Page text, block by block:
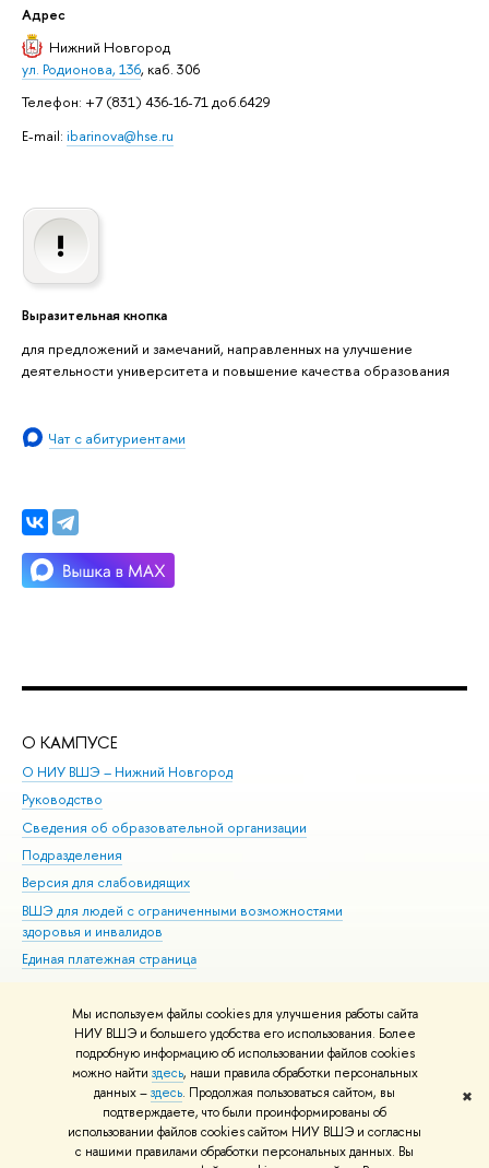
Мы используем файлы cookies для улучшения работы сайта
НИУ ВШЭ и большего удобства его использования. Более
подробную информацию об использовании файлов cookies
можно найти здесь, наши правила обработки персональных
данных –здесь. Продолжая пользоваться сайтом, вы
подтверждаете, что были проинформированы об
использовании файлов cookies сайтом НИУ ВШЭ и согласны
с нашими правилами обработки персональных данных. Вы
✖
Адрес
Нижний Новгород
ул. Родионова, 136, каб. 306
Телефон: +7 (831) 436-16-71 доб.6429
E-mail: ibarinova@hse.ru
Выразительная кнопка
для предложений и замечаний, направленных на улучшение
деятельности университета и повышение качества образования
Чат с абитуриентами
О КАМПУСЕ
О НИУ ВШЭ – Нижний Новгород
Руководство
Сведения об образовательной организации
Подразделения
Версия для слабовидящих
ВШЭ для людей с ограниченными возможностями
здоровья и инвалидов
Единая платежная страница
© НИУ ВШЭ 1993–2026 Адреса и контакты Условия использования
материалов Политика конфиденциальности Карта сайта